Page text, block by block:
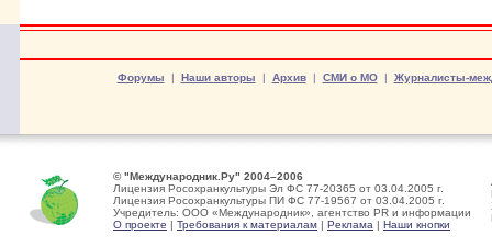
Форумы | Наши авторы | Архив| СМИ о МО| Журналисты-
© "Международник.Ру" 2004–2006
Лицензия Росохранкультуры Эл ФС 77-20365 от 03.04.2005 г.
Лицензия Росохранкультуры ПИ ФС 77-19567 от 03.04.2005 г.
Учредитель: ООО «Международник», агентство PR и информации
О проекте | Требования к материалам | Реклама | Наши кнопки